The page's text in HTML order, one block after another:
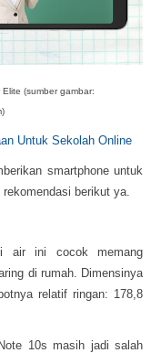
(sumber gambar:
Untuk Sekolah Online
smartphone untuk
berikut ya.
air ini cocok memang
di rumah. Dimensinya
relatif ringan: 178,8
10s masih jadi salah